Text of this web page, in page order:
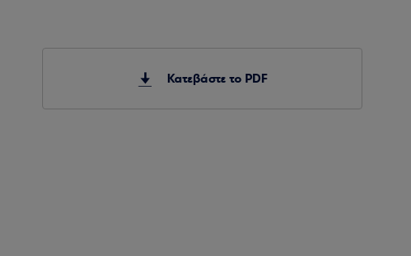
Κατεβάστε το PDF